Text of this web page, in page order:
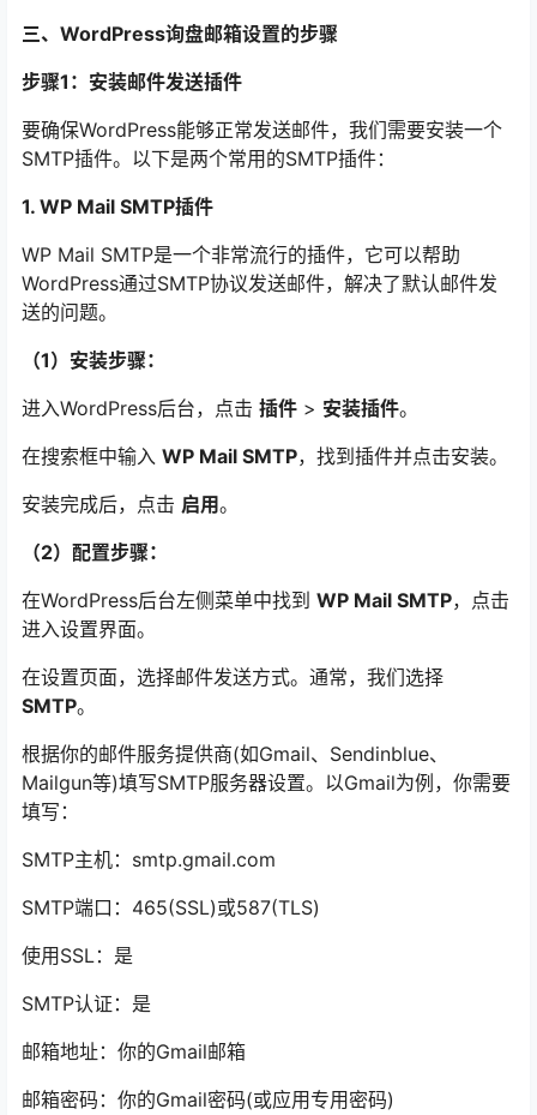
三、WordPress询盘邮箱设置的步骤
步骤1：安装邮件发送插件
要确保WordPress能够正常发送邮件，我们需要安装一个
SMTP插件。以下是两个常用的SMTP插件：
1. WP Mail SMTP插件
WP Mail SMTP是一个非常流行的插件，它可以帮助
WordPress通过SMTP协议发送邮件，解决了默认邮件发
送的问题。
（1）安装步骤：
进入WordPress后台，点击 插件 > 安装插件。
在搜索框中输入 WP Mail SMTP，找到插件并点击安装。
安装完成后，点击 启用。
（2）配置步骤：
在WordPress后台左侧菜单中找到 WP Mail SMTP，点击
进入设置界面。
在设置页面，选择邮件发送方式。通常，我们选择
SMTP。
根据你的邮件服务提供商(如Gmail、Sendinblue、
Mailgun等)填写SMTP服务器设置。以Gmail为例，你需要
填写：
SMTP主机：smtp.gmail.com
SMTP端口：465(SSL)或587(TLS)
使用SSL：是
SMTP认证：是
邮箱地址：你的Gmail邮箱
邮箱密码：你的Gmail密码(或应用专用密码)